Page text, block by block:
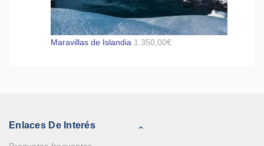
Maravillas de Islandia 1.350,00€
Enlaces De Interés